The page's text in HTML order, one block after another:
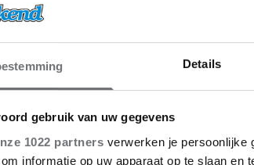
Details
gebruik van uw gegevens
1022 partners verwerken je persoonlijke
informatie op uw apparaat op te slaan en